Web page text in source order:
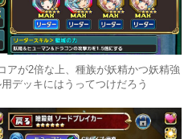
アが2倍な上、種族が妖精かつ妖精強
デッキにはうってつけだろう